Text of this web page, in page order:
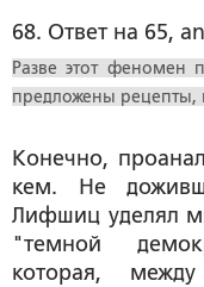
68. Ответ на 65,
Разве этот феномен
предложены рецепты,
Конечно,
кем. Не
Лифшиц уделял
"темной
которая,